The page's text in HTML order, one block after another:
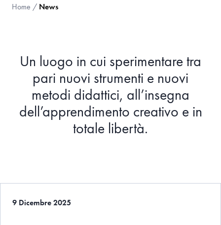
Home / News
Un luogo in cui sperimentare tra
pari nuovi strumenti e nuovi
metodi didattici, all’insegna
dell’apprendimento creativo e in
totale libertà.
9 Dicembre 2025